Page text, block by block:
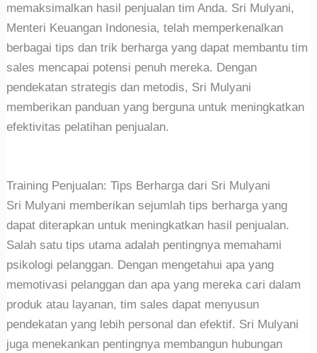
memaksimalkan hasil penjualan tim Anda. Sri Mulyani,
Menteri Keuangan Indonesia, telah memperkenalkan
berbagai tips dan trik berharga yang dapat membantu tim
sales mencapai potensi penuh mereka. Dengan
pendekatan strategis dan metodis, Sri Mulyani
memberikan panduan yang berguna untuk meningkatkan
efektivitas pelatihan penjualan.
Training Penjualan: Tips Berharga dari Sri Mulyani
Sri Mulyani memberikan sejumlah tips berharga yang
dapat diterapkan untuk meningkatkan hasil penjualan.
Salah satu tips utama adalah pentingnya memahami
psikologi pelanggan. Dengan mengetahui apa yang
memotivasi pelanggan dan apa yang mereka cari dalam
produk atau layanan, tim sales dapat menyusun
pendekatan yang lebih personal dan efektif. Sri Mulyani
juga menekankan pentingnya membangun hubungan